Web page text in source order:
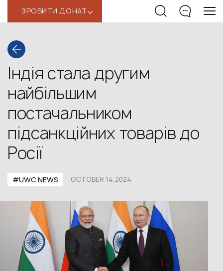
ЗРОБИТИ ДОНАТ‹
Індія стала другим
найбільшим
постачальником
підсанкційних товарів до
Росії
#UWС NEWS OCTOBER 14,2024